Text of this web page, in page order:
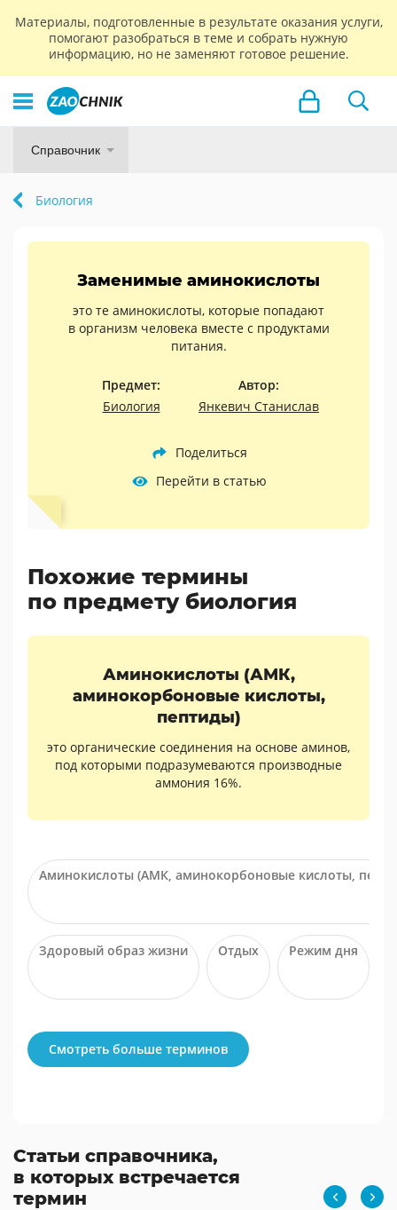
Материалы, подготовленные в результате оказания услуги,
помогают разобраться в теме и собрать нужную
информацию, но не заменяют готовое решение.
Справочник
Биология
Заменимые аминокислоты
это те аминокислоты, которые попадают
в организм человека вместе с продуктами
питания.
Предмет:
Биология
Автор:
Янкевич Станислав
Поделиться
Перейти в статью
Похожие термины
по предмету биология
Аминокислоты (АМК,
аминокорбоновые кислоты,
пептиды)
это органические соединения на основе аминов,
под которыми подразумеваются производные
аммония 16%.
Аминокислоты (АМК, аминокорбоновые кислоты,
Здоровый образ жизни Отдых Режим дня
Смотреть больше терминов
Статьи справочника,
в которых встречается
термин